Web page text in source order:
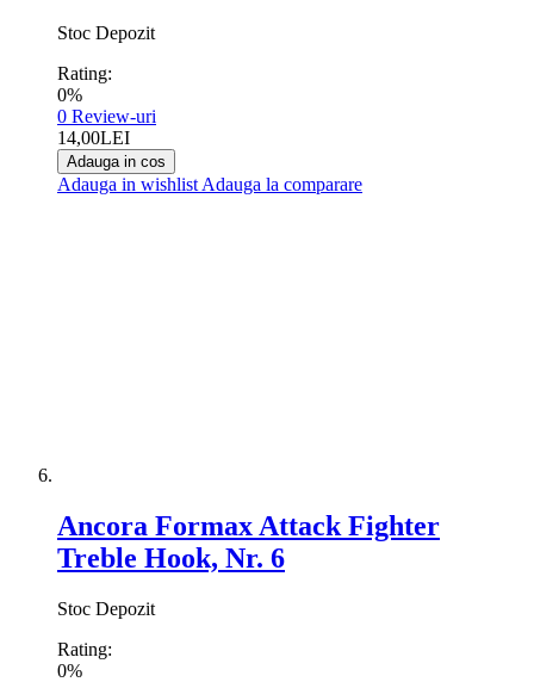
Stoc Depozit
Rating:
0%
0 Review-uri
14,00LEI
Adauga in cos
Adauga in wishlist Adauga la comparare
Ancora Formax Attack Fighter
Treble Hook, Nr. 6
Stoc Depozit
Rating:
0%